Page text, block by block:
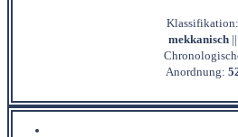
Klassifikation:
mekkanisch ||
Anordnung: